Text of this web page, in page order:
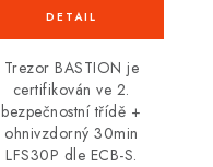
Trezor BASTION je
certifikován ve 2.
bezpečnostní třídě +
ohnivzdorný 30min
LFS30P dle ECB-S.